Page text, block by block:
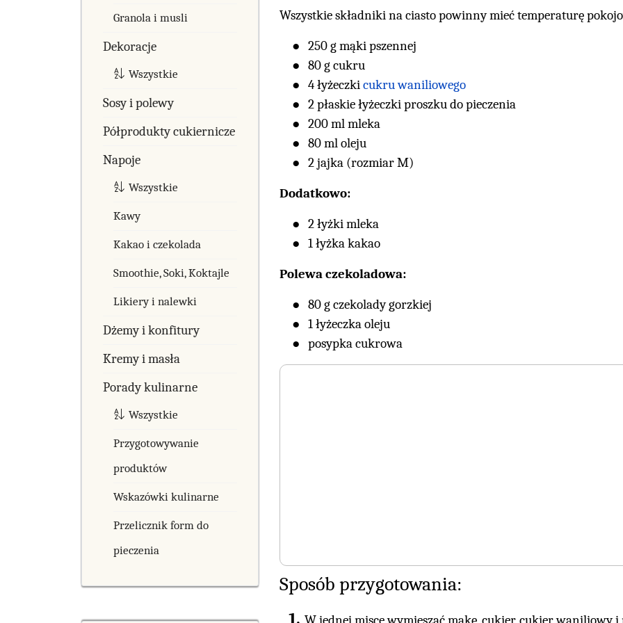
Granola i musli
Dekoracje
Wszystkie
Sosy i polewy
Półprodukty cukiernicze
Napoje
Wszystkie
Kawy
Kakao i czekolada
Smoothie, Soki, Koktajle
Likiery i nalewki
Dżemy i konfitury
Kremy i masła
Porady kulinarne
Wszystkie
Przygotowywanie
produktów
Wskazówki kulinarne
Przelicznik form do
pieczenia
Wszystkie składniki na ciasto powinny mieć temperaturę
250 g mąki pszennej
80 g cukru
4 łyżeczkicukru waniliowego
2 płaskie łyżeczki proszku do pieczenia
200 ml mleka
80 ml oleju
2 jajka (rozmiar M)
Dodatkowo:
2 łyżki mleka
1 łyżka kakao
Polewa czekoladowa:
80 g czekolady gorzkiej
1 łyżeczka oleju
posypka cukrowa
Sposób przygotowania: